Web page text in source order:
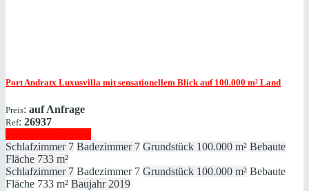
Port Andratx Luxusvilla mit sensationellem Blick auf 100.000 m² Land
Preis: auf Anfrage
Ref: 26937
Schlafzimmer 7 Badezimmer 7 Grundstück 100.000 m² Bebaute
Fläche 733 m²
Schlafzimmer 7 Badezimmer 7 Grundstück 100.000 m² Bebaute
Fläche 733 m² Baujahr 2019